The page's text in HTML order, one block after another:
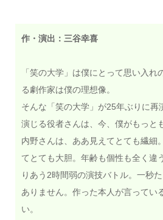
作・演出：三谷幸喜
「笑の大学」は僕にとって思い入れ
る劇作家は僕の理想像。
そんな「笑の大学」が25年ぶりに再
演じる役者さんは、今、僕がもっと
内野さんは、ああ見えてとても繊細
てとても大胆。年齢も個性も全く違
りあう2時間弱の演技バトル。一秒
ありません。作った本人が言ってい
い。